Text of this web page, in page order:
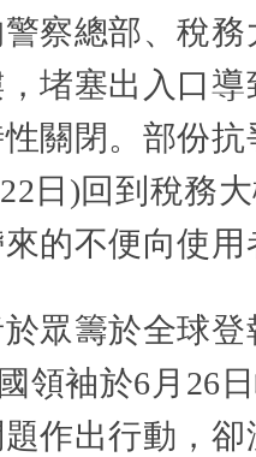
察總部、稅務
堵塞出入口導
關閉。部份抗
日)回到稅務
的不便向使用
眾籌於全球登
領袖於6月26
作出行動，卻